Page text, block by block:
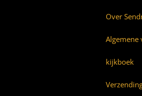
Over
Algemene
kijkboek